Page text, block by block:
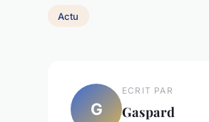
Actu
G
ECRIT PAR
Gaspard